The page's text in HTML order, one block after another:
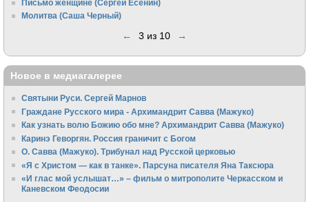
Письмо женщине (Сергей Есенин)
Молитва (Саша Черный)
← 3 из 10 →
Новое в медиагалерее
Святыни Руси. Сергей Марнов
Граждане Русского мира - Архимандрит Савва (Мажуко)
Как узнать волю Божию обо мне? Архимандрит Савва (Мажуко)
Каринэ Геворгян. Россия граничит с Богом
О. Савва (Мажуко). Трибунал над Русской церковью
«Я с Христом — как в танке». Парсуна писателя Яна Таксюра
«И глас мой услышат…» – фильм о митрополите Черкасском и
Каневском Феодосии